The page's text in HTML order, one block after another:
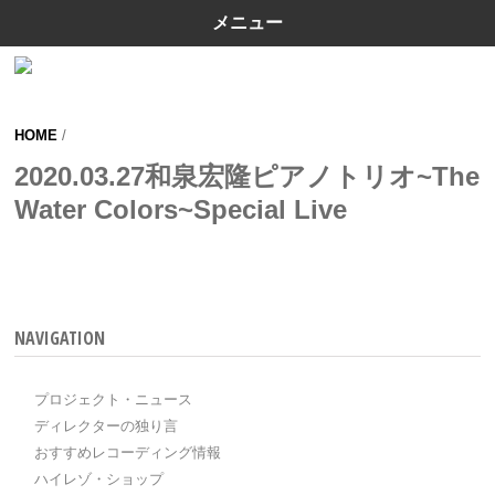
メニュー
HOME /
2020.03.27和泉宏隆ピアノトリオ~The
Water Colors~Special Live
NAVIGATION
プロジェクト・ニュース
ディレクターの独り言
おすすめレコーディング情報
ハイレゾ・ショップ